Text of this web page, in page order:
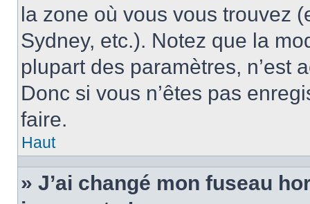
la zone où vous vous trouvez
Sydney, etc.). Notez que la
plupart des paramètres, n’est
Donc si vous n’êtes pas
faire.
Haut
» J’ai changé mon fuseau